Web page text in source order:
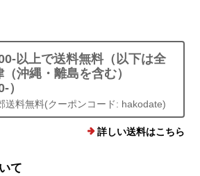
以上で送料無料（以下は全
（沖縄・離島を含む）
）
送料無料(クーポンコード: hakodate)
詳しい送料はこちら
て